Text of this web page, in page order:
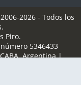
2026 - Todos los
Piro.
5346433
CABA, Argentina|